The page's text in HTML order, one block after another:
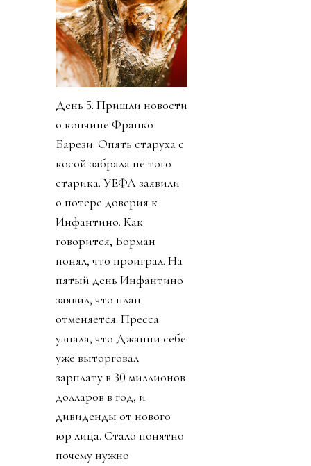
День 5. Пришли новости
о кончине Франко
Барези. Опять старуха с
косой забрала не того
старика. УЕФА заявили
о потере доверия к
Инфантино. Как
говорится, Борман
понял, что проиграл. На
пятый день Инфантино
заявил, что план
отменяется. Пресса
узнала, что Джанни себе
уже выторговал
зарплату в 30 миллионов
долларов в год, и
дивиденды от нового
юр лица. Стало понятно
почему нужно